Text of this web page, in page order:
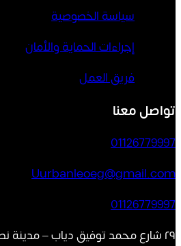
سياسة الخصوصية
إجراءات الحماية والأمان
فريق العمل
تواصل معنا
01126779997
Uurbanleoeg@gmail.com
01126779997
٢٩ شارع محمد توفيق دياب – مدينة نصر